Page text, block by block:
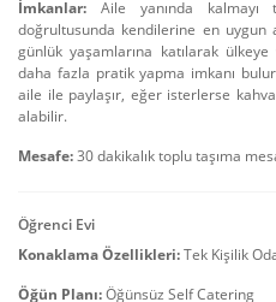
İmkanlar: Aile yanında kalmayı
doğrultusunda kendilerine en
günlük yaşamlarına katılarak
daha fazla pratik yapma imkanı
aile ile paylaşır, eğer isterlerse
alabilir.
Mesafe:30 dakikalık toplu taşıma
Öğrenci Evi
Konaklama Özellikleri:Tek Kişilik
Öğün Planı:Öğünsüz Self Catering